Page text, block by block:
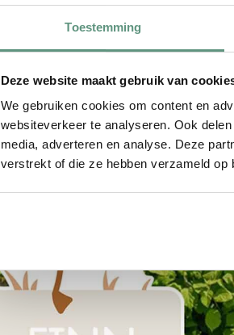
Toestemming
Deze website maakt gebruik van
We gebruiken cookies om content en
websiteverkeer te analyseren. Ook
media, adverteren en analyse. Deze
verstrekt of die ze hebben verzameld